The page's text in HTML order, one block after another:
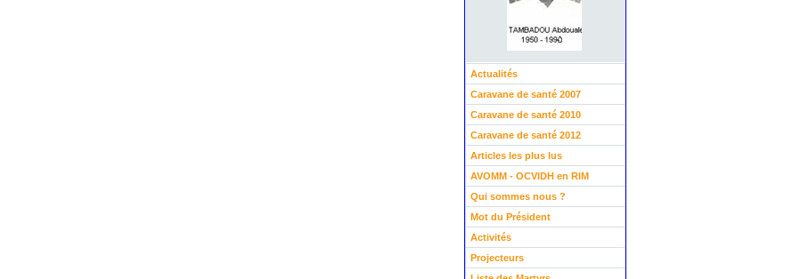
Actualités
Caravane de santé 2007
Caravane de santé 2010
Caravane de santé 2012
Articles les plus lus
AVOMM - OCVIDH en RIM
Qui sommes nous ?
Mot du Président
Activités
Projecteurs